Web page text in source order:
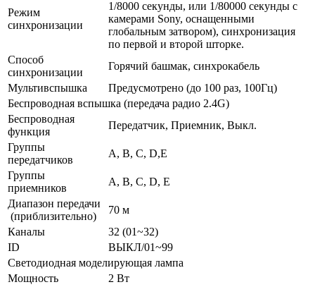
Режим
синхронизации
1/8000 секунды, или 1/80000 секунды с
камерами Sony, оснащенными
глобальным затвором), синхронизация
по первой и второй шторке.
Способ
синхронизации
Горячий башмак, синхрокабель
Мультивспышка
Предусмотрено (до 100 раз, 100Гц)
Беспроводная вспышка (передача радио 2.4G)
Беспроводная
функция
Передатчик, Приемник, Выкл.
Группы
передатчиков
A, B, C, D,E
Группы
приемников
A, B, C, D, E
Диапазон передачи
(приблизительно)
70 м
Каналы
32 (01~32)
ID
ВЫКЛ/01~99
Светодиодная моделирующая лампа
Мощность
2 Вт